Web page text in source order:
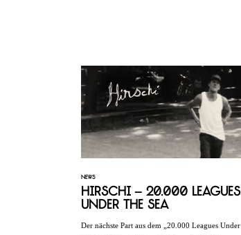
NEWS
Hirschi – 20.000 Leagues
Under the Sea
Der nächste Part aus dem „20.000 Leagues Under